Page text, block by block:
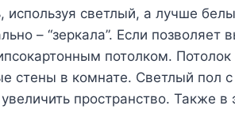
используя светлый, а лучше
– “зеркала”. Если позволяет
потолком. Потолок
стены в комнате. Светлый пол с
пространство. Также в